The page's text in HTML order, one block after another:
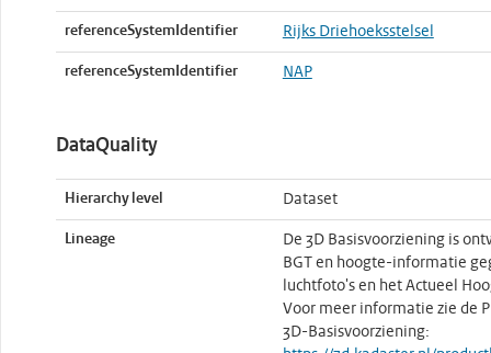
referenceSystemIdentifier Rijks Driehoeksstelsel
referenceSystemIdentifier NAP
DataQuality
Hierarchy level Dataset
Lineage
De 3D Basisvoorziening is
BGT en hoogte-informatie
luchtfoto's en het Actueel
Voor meer informatie zie de
3D-Basisvoorziening: